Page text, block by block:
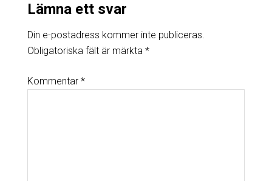
Lämna ett svar
Din e-postadress kommer inte publiceras.
Obligatoriska fält är märkta *
Kommentar *